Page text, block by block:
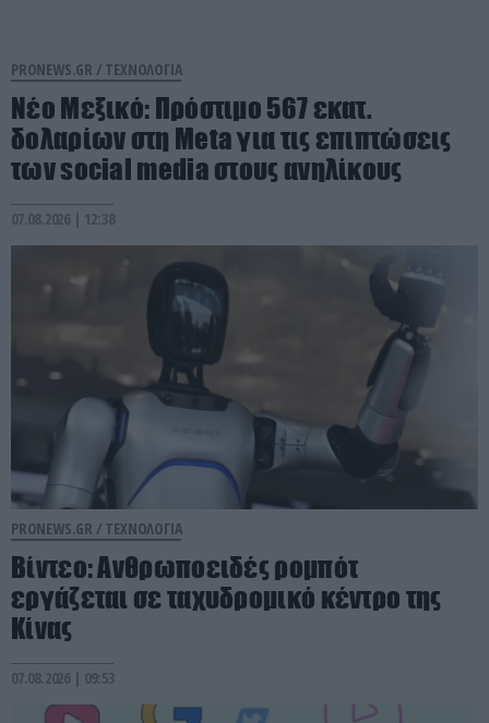
PRONEWS.GR / ΤΕΧΝΟΛΟΓΙΑ
Nέο Μεξικό: Πρόστιμο 567 εκατ.
δολαρίων στη Meta για τις επιπτώσεις
των social media στους ανηλίκους
07.08.2026 | 12:38
PRONEWS.GR / ΤΕΧΝΟΛΟΓΙΑ
Βίντεο: Ανθρωποειδές ρομπότ
εργάζεται σε ταχυδρομικό κέντρο της
Κίνας
07.08.2026 | 09:53